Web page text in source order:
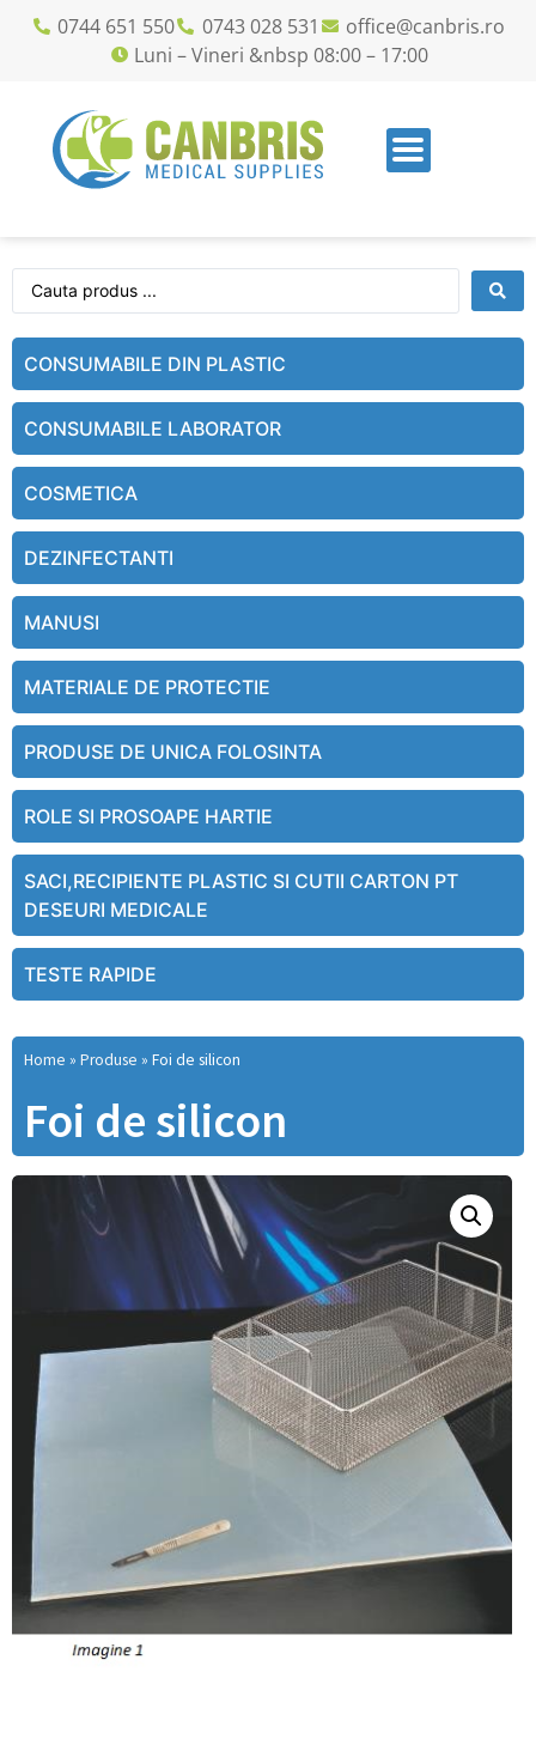
0744 651 550 0743 028 531
office@canbris.ro
Luni – Vineri &nbsp 08:00 – 17:00
CONSUMABILE DIN PLASTIC
CONSUMABILE LABORATOR
COSMETICA
DEZINFECTANTI
MANUSI
MATERIALE DE PROTECTIE
PRODUSE DE UNICA FOLOSINTA
ROLE SI PROSOAPE HARTIE
SACI,RECIPIENTE PLASTIC SI CUTII CARTON PT
DESEURI MEDICALE
TESTE RAPIDE
Home » Produse » Foi de silicon
Foi de silicon